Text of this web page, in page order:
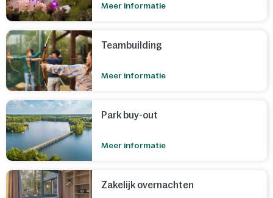
Meer informatie
Teambuilding
Meer informatie
Park buy-out
Meer informatie
Zakelijk overnachten